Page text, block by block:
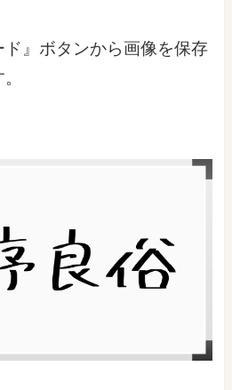
ド』ボタンから画像を保存